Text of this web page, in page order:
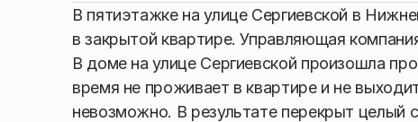
В пятиэтажке на улице Сергиевской в
в закрытой квартире. Управляющая
В доме на улице Сергиевской произошла
время не проживает в квартире и не
невозможно. В результате перекрыт целый